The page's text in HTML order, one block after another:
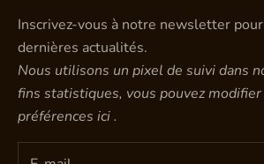
Inscrivez-vous à notre newsletter
dernières actualités.
Nous utilisons un pixel de suivi dans
fins statistiques, vous pouvez modifier
préférences ici.